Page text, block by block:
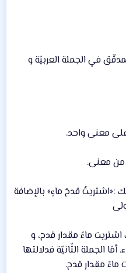
في الجملة العربيّة و
معنى واحد.
من معنى.
قدحَ ماءٍ» بالإضافة
اشتريت ماءً مقدار قدح، و
الجملة الثّانيّة فدلالتها
ماءً مقدار قدح.